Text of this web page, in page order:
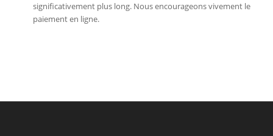
significativement plus long. Nous encourageons vivement le
paiement en ligne.